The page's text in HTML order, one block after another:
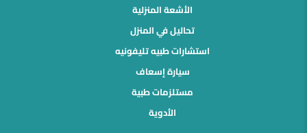
الأشعة المنزلية
تحاليل في المنزل
استشارات طبيه تليفونيه
سيارة إسعاف
مستلزمات طبية
الأدوية